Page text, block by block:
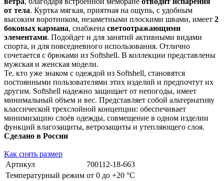
от тела. Куртка мягкая, приятная на ощупь, с удобным
высоким воротником, незаметными плоскими швами, имеет 2
боковых кармана, снабжена светоотражающими
элементами. Подойдет и для занятий активными видами
спорта, и для повседневного использования. Отлично
сочетается с брюками из Softshell. В коллекции представлены
мужская и женская модели.
Те, кто уже знаком с одеждой из Softshell, становятся
постоянными пользователями этих изделий и предпочтут их
другим. Softshell надежно защищает от непогоды, имеет
минимальный объем и вес. Представляет собой альтернативу
классической трехслойной концепции: обеспечивает
минимизацию слоёв одежды, совмещение в одном изделии
функций влагозащиты, ветрозащиты и утепляющего слоя.
Сделано в России
Как снять размер
Артикул
700112-18-663
Температурный режим от 0 до +20 °С